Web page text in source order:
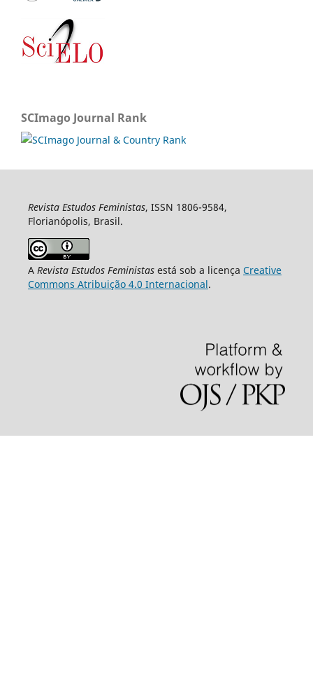
SCImago Journal Rank
Revista Estudos Feministas, ISSN 1806-9584,
Florianópolis, Brasil.
A Revista Estudos Feministasestá sob a licença Creative
Commons Atribuição 4.0 Internacional.